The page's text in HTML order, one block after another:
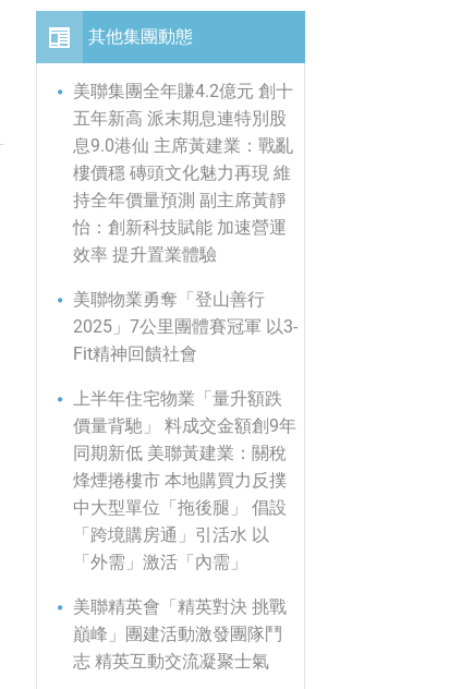
其他集團動態
美聯集團全年賺4.2億元 創十
五年新高 派末期息連特別股
息9.0港仙 主席黃建業：戰亂
樓價穩 磚頭文化魅力再現 維
持全年價量預測 副主席黃靜
怡：創新科技賦能 加速營運
效率 提升置業體驗
美聯物業勇奪「登山善行
2025」7公里團體賽冠軍 以3-
Fit精神回饋社會
上半年住宅物業「量升額跌
價量背馳」 料成交金額創9年
同期新低 美聯黃建業：關稅
烽煙捲樓市 本地購買力反撲
中大型單位「拖後腿」 倡設
「跨境購房通」引活水 以
「外需」激活「內需」
美聯精英會「精英對決 挑戰
巔峰」團建活動激發團隊鬥
志 精英互動交流凝聚士氣